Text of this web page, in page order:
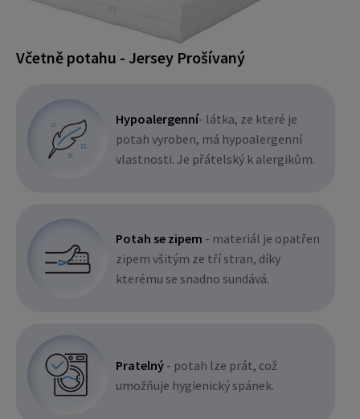
Včetně potahu - Jersey Prošívaný
Hypoalergenní- látka, ze které je
potah vyroben, má hypoalergenní
vlastnosti. Je přátelský k alergikům.
Potah se zipem - materiál je opatřen
zipem všitým ze tří stran, díky
kterému se snadno sundává.
Pratelný - potah lze prát, což
umožňuje hygienický spánek.